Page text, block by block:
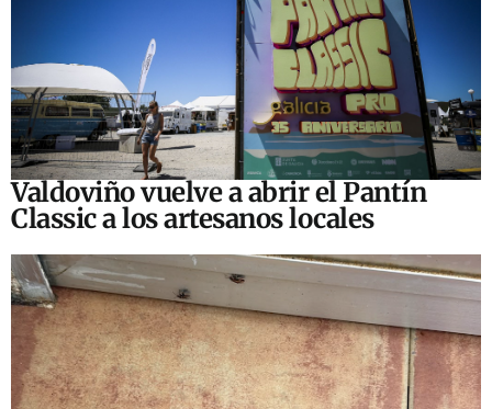
Valdoviño vuelve a abrir el Pantín
Classic a los artesanos locales